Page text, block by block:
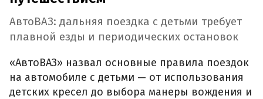
АвтоВАЗ: дальняя поездка с детьми требует
плавной езды и периодических остановок
«АвтоВАЗ» назвал основные правила поездок
на автомобиле с детьми — от использования
детских кресел до выбора манеры вождения и